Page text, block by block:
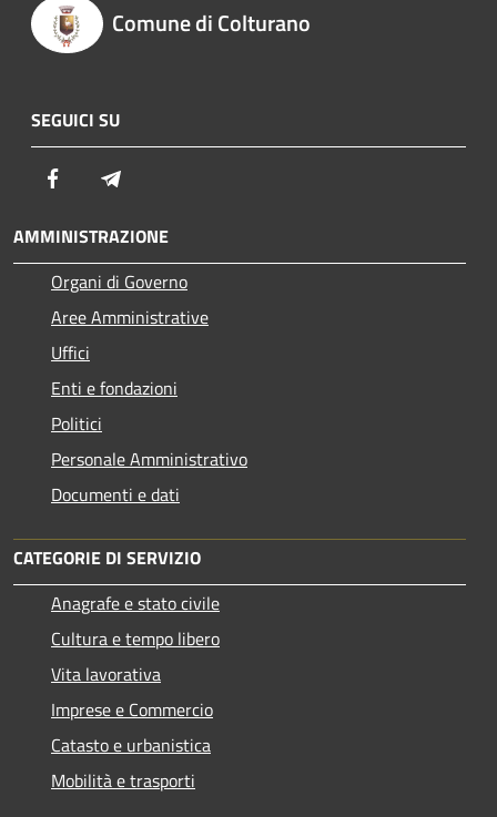
Comune di Colturano
SEGUICI SU
Facebook
AMMINISTRAZIONE
Organi di Governo
Aree Amministrative
Uffici
Enti e fondazioni
Politici
Personale Amministrativo
Documenti e dati
CATEGORIE DI SERVIZIO
Anagrafe e stato civile
Cultura e tempo libero
Vita lavorativa
Imprese e Commercio
Catasto e urbanistica
Mobilità e trasporti